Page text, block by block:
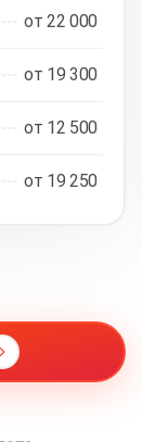
от 22 000
от 19 300
от 12 500
от 19 250